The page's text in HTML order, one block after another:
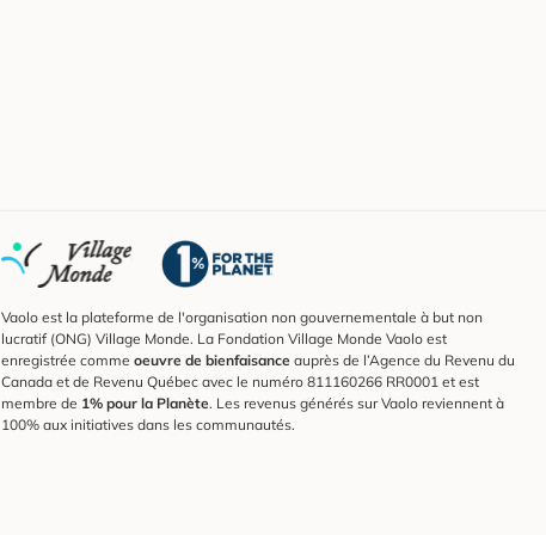
Vaolo est la plateforme de l'organisation non gouvernementale à but non
lucratif (ONG) Village Monde. La Fondation Village Monde Vaolo est
enregistrée comme oeuvre de bienfaisance auprès de l’Agence du Revenu du
Canada et de Revenu Québec avec le numéro 811160266 RR0001 et est
membre de 1% pour la Planète. Les revenus générés sur Vaolo reviennent à
100% aux initiatives dans les communautés.